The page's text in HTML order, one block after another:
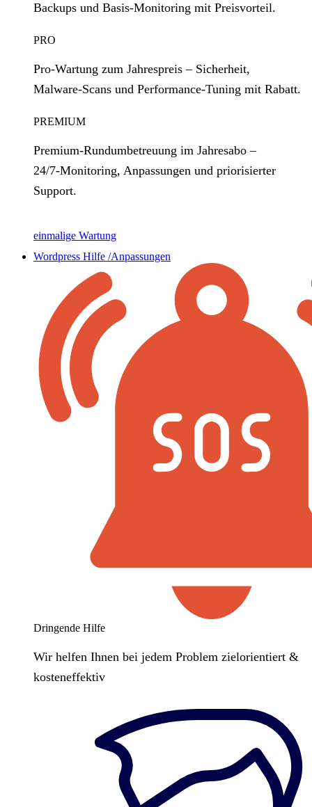
Backups und Basis‑Monitoring mit Preisvorteil.
PRO
Pro‑Wartung zum Jahrespreis – Sicherheit,
Malware‑Scans und Performance‑Tuning mit Rabatt.
PREMIUM
Premium‑Rundumbetreuung im Jahresabo –
24/7‑Monitoring, Anpassungen und priorisierter
Support.
einmalige Wartung
Wordpress Hilfe /Anpassungen
Dringende Hilfe
Wir helfen Ihnen bei jedem Problem zielorientiert &
kosteneffektiv